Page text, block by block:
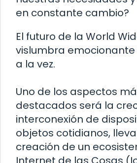
en constante cambio?
El futuro de la World
vislumbra
a la vez.
Uno de los aspectos
destacados será la
interconexión de
objetos cotidianos,
creación de un